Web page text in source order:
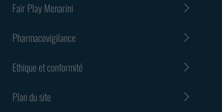
Fair Play Menarini
Pharmacovigilance
Ethique et conformité
Plan du site